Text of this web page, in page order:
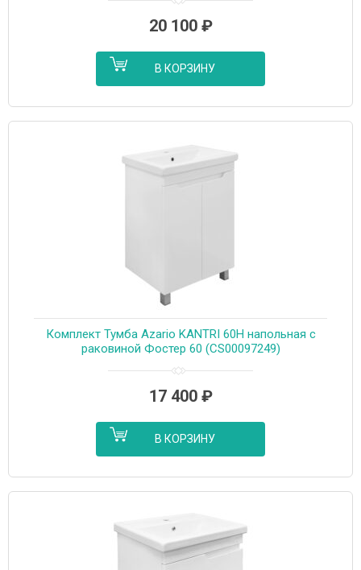
20 100 ₽
В КОРЗИНУ
Комплект Тумба Azario KANTRI 60Н напольная с
раковиной Фостер 60 (CS00097249)
17 400 ₽
В КОРЗИНУ